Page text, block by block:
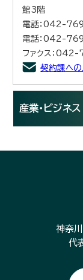
館3階
電話：042-
電話：042-
ファクス：
契約課への
産業・ビジネス
神奈
代